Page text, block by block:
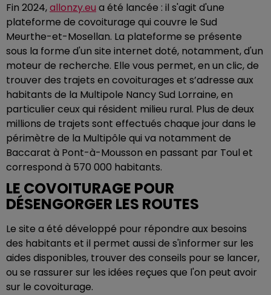
Fin 2024,allonzy.eu a été lancée : il s'agit d'une
plateforme de covoiturage qui couvre le Sud
Meurthe-et-Mosellan. La plateforme se présente
sous la forme d'un site internet doté, notamment, d'un
moteur de recherche. Elle vous permet, en un clic, de
trouver des trajets en covoiturages et s’adresse aux
habitants de la Multipole Nancy Sud Lorraine, en
particulier ceux qui résident milieu rural. Plus de deux
millions de trajets sont effectués chaque jour dans le
périmètre de la Multipôle qui va notamment de
Baccarat à Pont-à-Mousson en passant par Toul et
correspond à 570 000 habitants.
LE COVOITURAGE POUR
DÉSENGORGER LES ROUTES
Le site a été développé pour répondre aux besoins
des habitants et il permet aussi de s'informer sur les
aides disponibles, trouver des conseils pour se lancer,
ou se rassurer sur les idées reçues que l'on peut avoir
sur le covoiturage.